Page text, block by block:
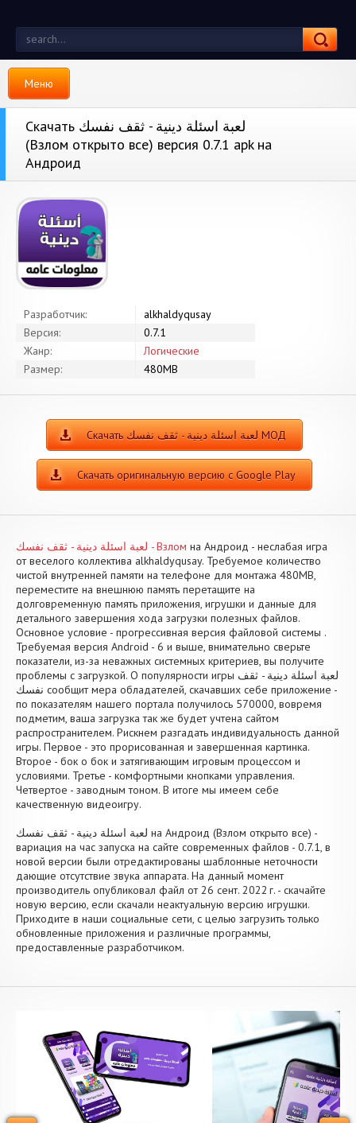
Меню
Скачать لعبة اسئلة دينية - ثقف نفسك
(Взлом открыто все) версия 0.7.1 apk на
Андроид
Разработчик:
alkhaldyqusay
Версия:
0.7.1
Жанр:
Логические
Размер:
480MB
Скачать لعبة اسئلة دينية - ثقف نفسك МОД
Скачать оригинальную версию с Google Play
لعبة اسئلة دينية - ثقف نفسك - Взлом на Андроид - неслабая игра
от веселого коллектива alkhaldyqusay. Требуемое количество
чистой внутренней памяти на телефоне для монтажа 480MB,
переместите на внешнюю память перетащите на
долговременную память приложения, игрушки и данные для
детального завершения хода загрузки полезных файлов.
Основное условие - прогрессивная версия файловой системы .
Требуемая версия Android - 6 и выше, внимательно сверьте
показатели, из-за неважных системных критериев, вы получите
проблемы с загрузкой. О популярности игры لعبة اسئلة دينية - ثقف
نفسك сообщит мера обладателей, скачавших себе приложение -
по показателям нашего портала получилось 570000, вовремя
подметим, ваша загрузка так же будет учтена сайтом
распространителем. Рискнем разгадать индивидуальность данной
игры. Первое - это прорисованная и завершенная картинка.
Второе - бок о бок и затягивающим игровым процессом и
условиями. Третье - комфортными кнопками управления.
Четвертое - заводным тоном. В итоге мы имеем себе
качественную видеоигру.
لعبة اسئلة دينية - ثقف نفسك на Андроид (Взлом открыто все) -
вариация на час запуска на сайте современных файлов - 0.7.1, в
новой версии были отредактированы шаблонные неточности
дающие отсутствие звука аппарата. На данный момент
производитель опубликовал файл от 26 сент. 2022 г. - скачайте
новую версию, если скачали неактуальную версию игрушки.
Приходите в наши социальные сети, с целью загрузить только
обновленные приложения и различные программы,
предоставленные разработчиком.